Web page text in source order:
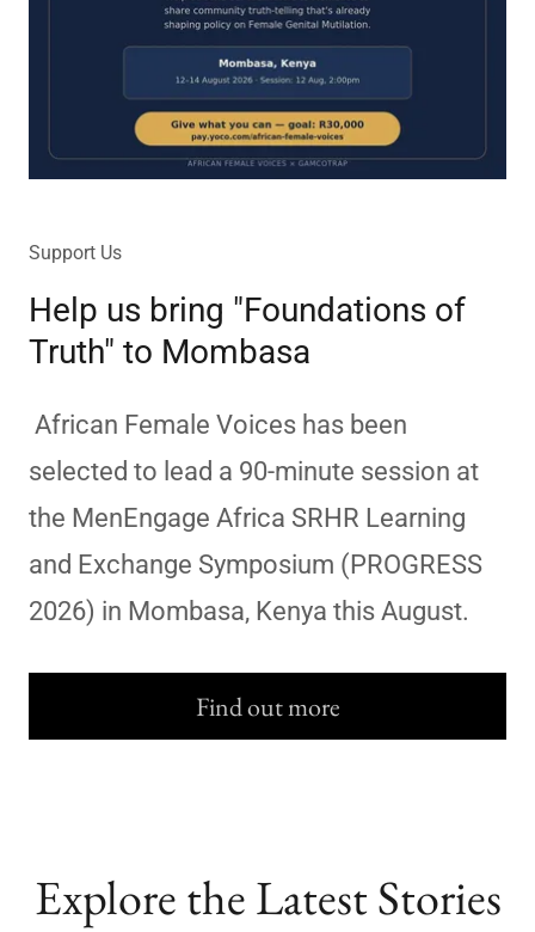
Support Us
Help us bring "Foundations of
Truth" to Mombasa
African Female Voices has been
selected to lead a 90-minute session at
the MenEngage Africa SRHR Learning
and Exchange Symposium (PROGRESS
2026) in Mombasa, Kenya this August.
Find out more
Explore the Latest Stories